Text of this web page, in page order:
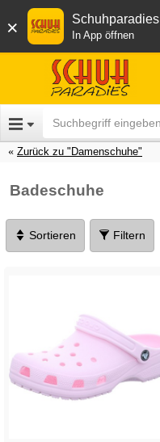
× Schuhparadies
In App öffnen
Zurück zu "Damenschuhe"
Badeschuhe
Sortieren Filtern